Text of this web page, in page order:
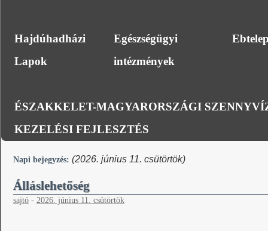
Hajdúhadházi
Lapok
Egészségügyi
intézmények
ÉSZAKKELET-MAGYARORSZÁGI
KEZELÉSI FEJLESZTÉS
Napi bejegyzés: (2026. június 11. csütörtök)
Álláslehetőség
sajtó - 2026. június 11. csütörtök